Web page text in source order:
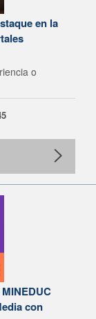
en la
o
con